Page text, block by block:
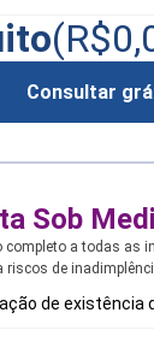
(R$
Consultar
Sob
completo a todas as
riscos de
de existência